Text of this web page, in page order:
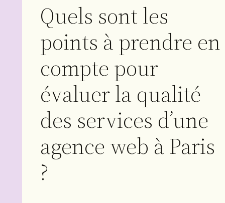
Quels sont les
points à prendre en
compte pour
évaluer la qualité
des services d’une
agence web à Paris
?